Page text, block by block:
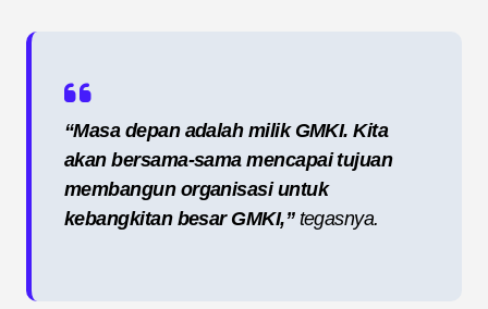
“Masa depan adalah milik GMKI. Kita
akan bersama-sama mencapai tujuan
membangun organisasi untuk
kebangkitan besar GMKI,”tegasnya.